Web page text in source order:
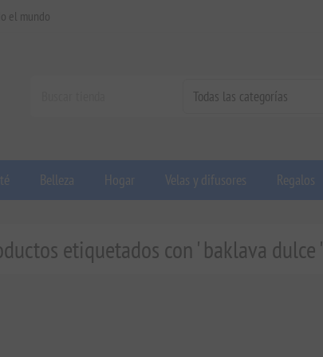
el mundo
Belleza Hogar Velas y difusores Regalos
etiquetados con ' baklava dulce '